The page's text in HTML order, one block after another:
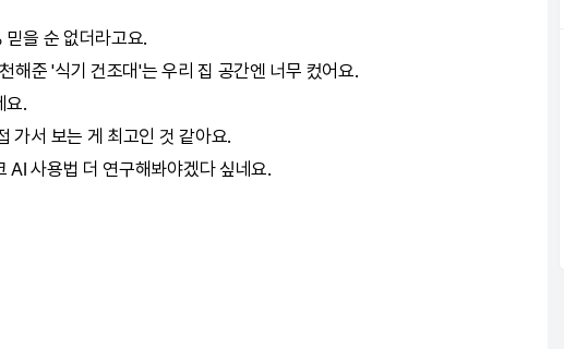
을 순 없더라고요.
해준 '식기 건조대'는 우리 집 공간엔 너무 컸어요.
요.
가서 보는 게 최고인 것 같아요.
AI 사용법 더 연구해봐야겠다 싶네요.